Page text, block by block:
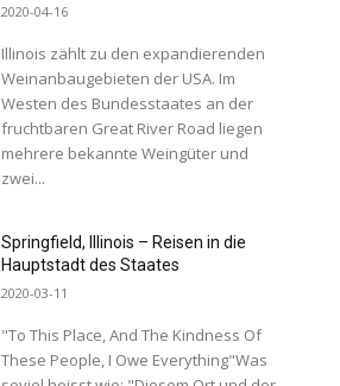
2020-04-16
Illinois zählt zu den expandierenden
Weinanbaugebieten der USA. Im
Westen des Bundesstaates an der
fruchtbaren Great River Road liegen
mehrere bekannte Weingüter und
zwei...
Springfield, Illinois – Reisen in die
Hauptstadt des Staates
2020-03-11
"To This Place, And The Kindness Of
These People, I Owe Everything"Was